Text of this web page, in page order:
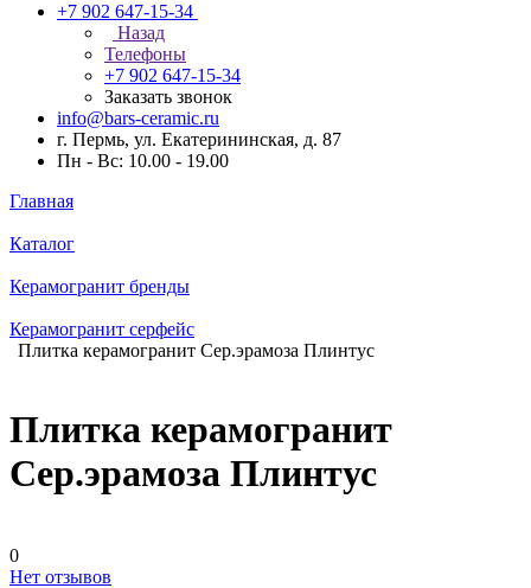
+7 902 647-15-34
Назад
Телефоны
+7 902 647-15-34
Заказать звонок
info@bars-ceramic.ru
г. Пермь, ул. Екатерининская, д. 87
Пн - Вс: 10.00 - 19.00
Главная
Каталог
Керамогранит бренды
Керамогранит серфейс
Плитка керамогранит Сер.эрамоза Плинтус
Плитка керамогранит
Сер.эрамоза Плинтус
0
Нет отзывов